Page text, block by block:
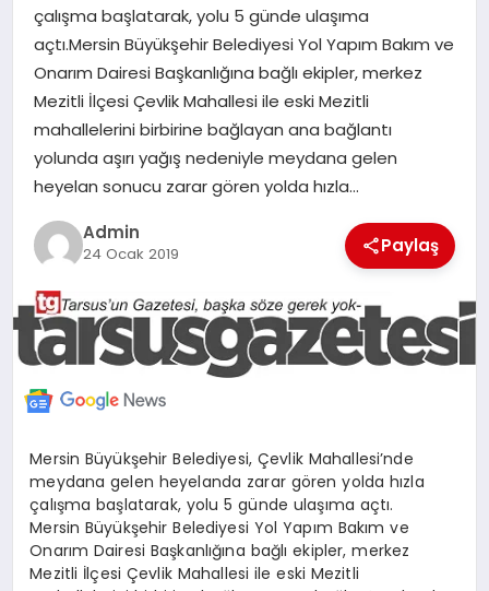
EKONOMI
MERSIN
çalışma başlatarak, yolu 5 günde ulaşıma
açtı.Mersin Büyükşehir Belediyesi Yol Yapım Bakım ve
Onarım Dairesi Başkanlığına bağlı ekipler, merkez
Mezitli İlçesi Çevlik Mahallesi ile eski Mezitli
mahallelerini birbirine bağlayan ana bağlantı
yolunda aşırı yağış nedeniyle meydana gelen
heyelan sonucu zarar gören yolda hızla…
Admin
24 Ocak 2019 Paylaş
Mersin Büyükşehir Belediyesi, Çevlik Mahallesi’nde
meydana gelen heyelanda zarar gören yolda hızla
çalışma başlatarak, yolu 5 günde ulaşıma açtı.
Mersin Büyükşehir Belediyesi Yol Yapım Bakım ve
Onarım Dairesi Başkanlığına bağlı ekipler, merkez
Mezitli İlçesi Çevlik Mahallesi ile eski Mezitli